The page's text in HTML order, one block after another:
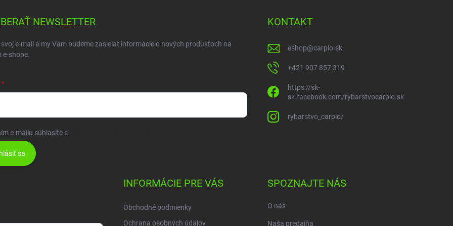
NEWSLETTER
e-mail a my Vám budeme zasielať informácie o nových produktoch na
e-shope.
e-mailu súhlasíte s
sa
KONTAKT
eshop@carpio.sk
+421 907 857 319
https://sk-
sk.facebook.com/rybarstvocarpio.sk
rybarstvo_carpio/
INFORMÁCIE PRE VÁS
Obchodné podmienky
Ochrana osobných údajov
SPOZNAJTE NÁS
O nás
Naša predajňa